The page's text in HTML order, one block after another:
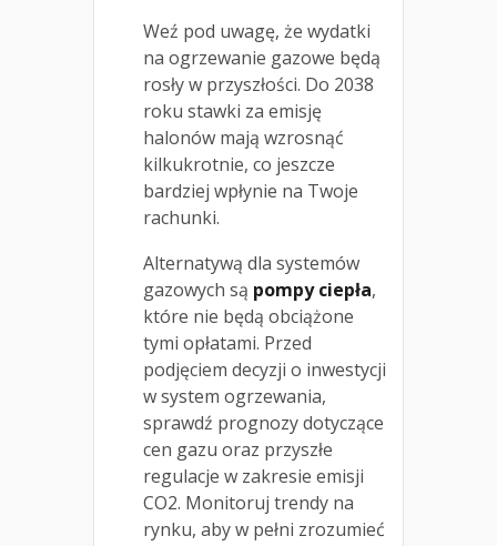
Weź pod uwagę, że wydatki
na ogrzewanie gazowe będą
rosły w przyszłości. Do 2038
roku stawki za emisję
halonów mają wzrosnąć
kilkukrotnie, co jeszcze
bardziej wpłynie na Twoje
rachunki.
Alternatywą dla systemów
gazowych są pompy ciepła,
które nie będą obciążone
tymi opłatami. Przed
podjęciem decyzji o inwestycji
w system ogrzewania,
sprawdź prognozy dotyczące
cen gazu oraz przyszłe
regulacje w zakresie emisji
CO2. Monitoruj trendy na
rynku, aby w pełni zrozumieć